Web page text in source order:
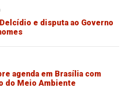
e disputa ao Governo
agenda em Brasília com
do Meio Ambiente